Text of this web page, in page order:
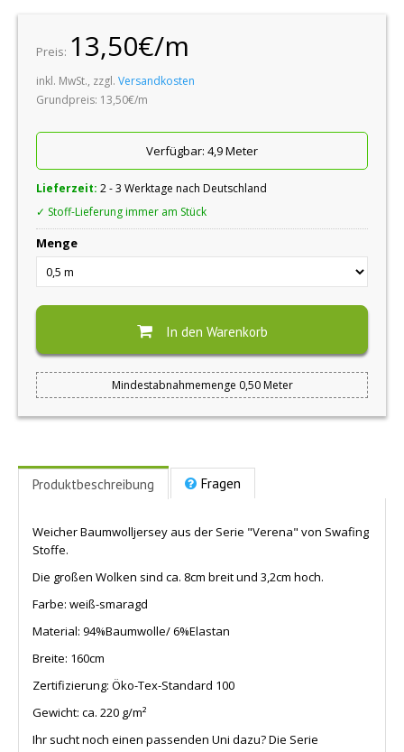
Preis: 13,50€/m
inkl. MwSt., zzgl.Versandkosten
Grundpreis: 13,50€/m
Verfügbar: 4,9 Meter
Lieferzeit:2 - 3 Werktage nach Deutschland
✓ Stoff-Lieferung immer am Stück
Menge
In den Warenkorb
Mindestabnahmemenge 0,50 Meter
Produktbeschreibung Fragen
Weicher Baumwolljersey aus der Serie "Verena" von Swafing
Stoffe.
Die großen Wolken sind ca. 8cm breit und 3,2cm hoch.
Farbe: weiß-smaragd
Material: 94%Baumwolle/ 6%Elastan
Breite: 160cm
Zertifizierung: Öko-Tex-Standard 100
Gewicht: ca. 220 g/m²
Ihr sucht noch einen passenden Uni dazu? Die Serie